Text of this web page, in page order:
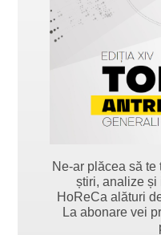
Ne-ar plăcea să
știri, analize și
HoReCa alături
La abonare vei